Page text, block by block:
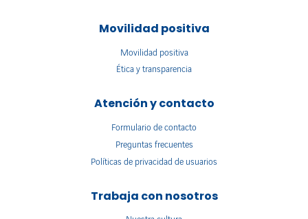
Movilidad positiva
Movilidad positiva
Ética y transparencia
Atención y contacto
Formulario de contacto
Preguntas frecuentes
Políticas de privacidad de usuarios
Trabaja con nosotros